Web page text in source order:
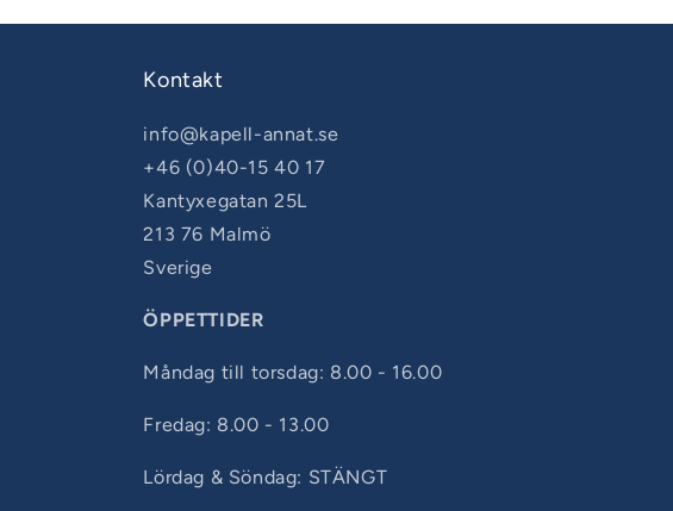
Kontakt
info@kapell-annat.se
+46 (0)40-15 40 17
Kantyxegatan 25L
213 76 Malmö
Sverige
ÖPPETTIDER
Måndag till torsdag: 8.00 - 16.00
Fredag: 8.00 - 13.00
Lördag & Söndag: STÄNGT